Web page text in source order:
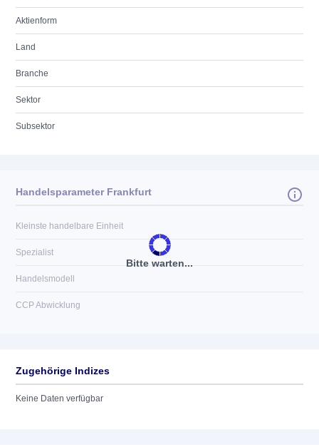
Aktienform
Land
Branche
Sektor
Subsektor
Bitte warten...
Handelsparameter Frankfurt
Kleinste handelbare Einheit
Spezialist
Handelsmodell
CCP Abwicklung
Zugehörige Indizes
Keine Daten verfügbar